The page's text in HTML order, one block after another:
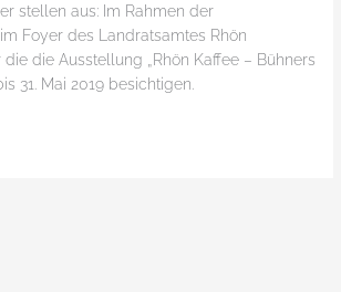
stellen aus: Im Rahmen der
Foyer des Landratsamtes Rhön
die Ausstellung „Rhön Kaffee – Bühners
31. Mai 2019 besichtigen.